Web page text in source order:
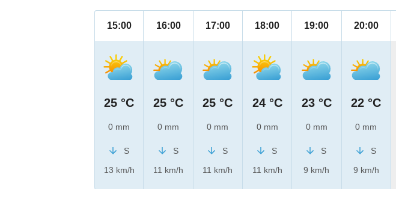
15:00
25 °C
0 mm
S
13 km/h
16:00
25 °C
0 mm
S
11 km/h
17:00
25 °C
0 mm
S
11 km/h
18:00
24 °C
0 mm
S
11 km/h
19:00
23 °C
0 mm
S
9 km/h
20:00
22 °C
0 mm
S
9 km/h